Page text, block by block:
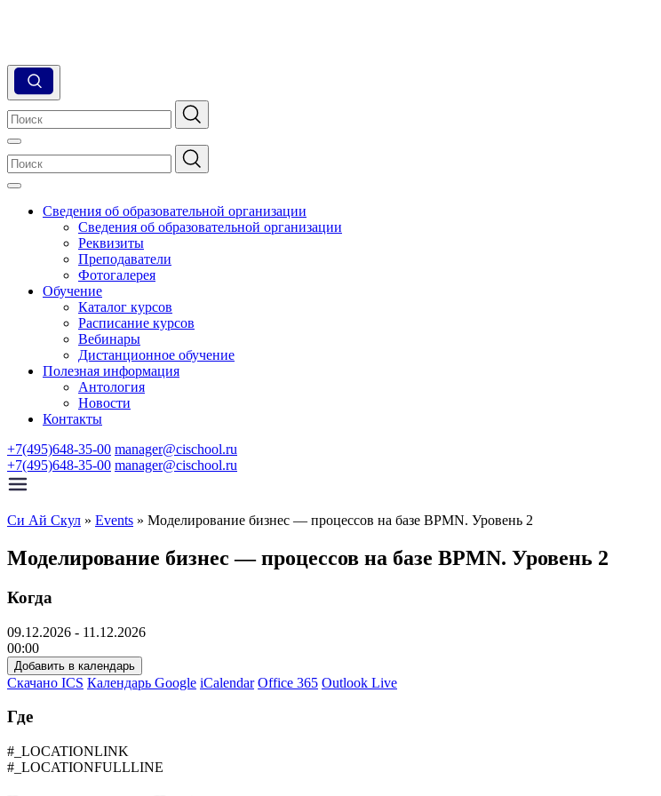
Сведения об образовательной организации
Сведения об образовательной организации
Реквизиты
Преподаватели
Фотогалерея
Обучение
Каталог курсов
Расписание курсов
Вебинары
Дистанционное обучение
Полезная информация
Антология
Новости
Контакты
+7(495)648-35-00 manager@cischool.ru
+7(495)648-35-00 manager@cischool.ru
Си Ай Скул » Events » Моделирование бизнес — процессов на базе BPMN. Уровень 2
Моделирование бизнес — процессов на базе BPMN. Уровень 2
Когда
09.12.2026 - 11.12.2026
00:00
Добавить в календарь
Скачано ICS Календарь Google iCalendar Office 365 Outlook Live
Где
#_LOCATIONLINK
#_LOCATIONFULLLINE